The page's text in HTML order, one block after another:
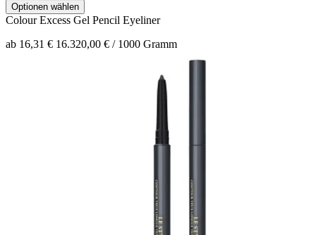
Optionen wählen
Colour Excess Gel Pencil Eyeliner
ab 16,31 € 16.320,00 € / 1000 Gramm